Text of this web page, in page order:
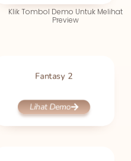
Klik Tombol Demo Untuk Melihat
Preview
Fantasy 2
Lihat Demo